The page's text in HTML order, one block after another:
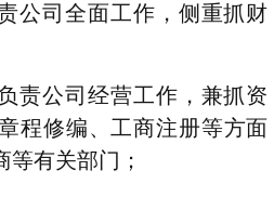
公司全面工作，侧重抓财
责公司经营工作，兼抓资
程修编、工商注册等方面
等有关部门；